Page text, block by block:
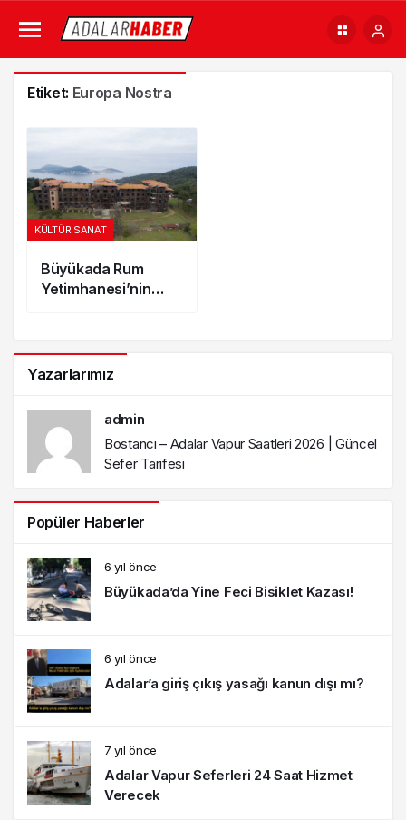
Etiket: Europa Nostra
KÜLTÜR SANAT
Büyükada Rum
Yetimhanesi’nin
Gerekiyor
Yazarlarımız
admin
Bostancı – Adalar Vapur Saatleri 2026 | Güncel
Sefer Tarifesi
Popüler Haberler
6 yıl önce
Büyükada’da Yine Feci Bisiklet Kazası!
6 yıl önce
Adalar’a giriş çıkış yasağı kanun dışı mı?
7 yıl önce
Adalar Vapur Seferleri 24 Saat Hizmet
Verecek